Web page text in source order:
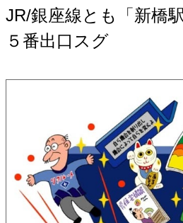
JR/銀座線とも「新橋駅
５番出口スグ